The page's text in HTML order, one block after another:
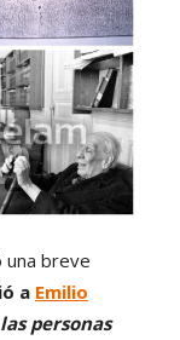
una breve
a Emilio
personas